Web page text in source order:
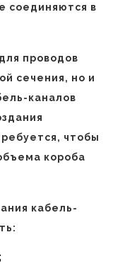
соединяются в
проводов
сечения, но и
каналов
чтобы
короба
кабель-